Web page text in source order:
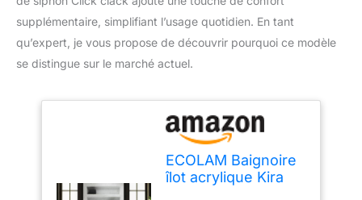
supplémentaire, simplifiant l’usage quotidien. En tant
qu’expert, je vous propose de découvrir pourquoi ce modèle
se distingue sur le marché actuel.
ECOLAM Baignoire
îlot acrylique Kira